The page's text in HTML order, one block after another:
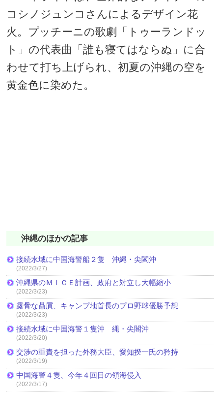
コシノジュンコさんによるデザイン花
火。プッチーニの歌劇「トゥーランドッ
ト」の代表曲「誰も寝てはならぬ」に合
わせて打ち上げられ、初夏の沖縄の空を
黄金色に染めた。
沖縄のほかの記事
接続水域に中国海警船２隻 沖縄・尖閣沖
(2022/3/27)
沖縄県のＭＩＣＥ計画、政府と対立し大幅縮小
(2022/3/23)
露骨な贔屓、キャンプ地首長のプロ野球優勝予想
(2022/3/23)
接続水域に中国海警１隻沖 縄・尖閣沖
(2022/3/20)
交渉の重責を担った外務大臣、愛知揆一氏の矜持
(2022/3/19)
中国海警４隻、今年４回目の領海侵入
(2022/3/17)